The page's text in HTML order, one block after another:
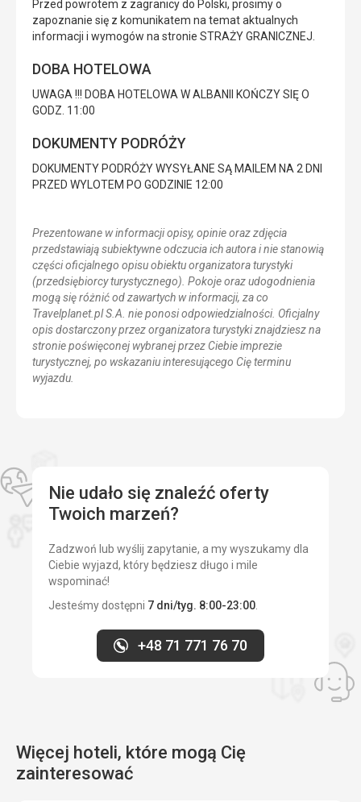
Przed powrotem z zagranicy do Polski, prosimy o
zapoznanie się z komunikatem na temat aktualnych
informacji i wymogów na stronie STRAŻY GRANICZNEJ.
DOBA HOTELOWA
UWAGA !!! DOBA HOTELOWA W ALBANII KOŃCZY SIĘ O
GODZ. 11:00
DOKUMENTY PODRÓŻY
DOKUMENTY PODRÓŻY WYSYŁANE SĄ MAILEM NA 2 DNI
PRZED WYLOTEM PO GODZINIE 12:00
Prezentowane w informacji opisy, opinie oraz zdjęcia
przedstawiają subiektywne odczucia ich autora i nie stanowią
części oficjalnego opisu obiektu organizatora turystyki
(przedsiębiorcy turystycznego). Pokoje oraz udogodnienia
mogą się różnić od zawartych w informacji, za co
Travelplanet.pl S.A. nie ponosi odpowiedzialności. Oficjalny
opis dostarczony przez organizatora turystyki znajdziesz na
stronie poświęconej wybranej przez Ciebie imprezie
turystycznej, po wskazaniu interesującego Cię terminu
wyjazdu.
Nie udało się znaleźć oferty
Twoich marzeń?
Zadzwoń lub wyślij zapytanie, a my wyszukamy dla
Ciebie wyjazd, który będziesz długo i mile
wspominać!
Jesteśmy dostępni 7 dni/tyg. 8:00-23:00
+48 71 771 76 70
Więcej hoteli, które mogą Cię
zainteresować